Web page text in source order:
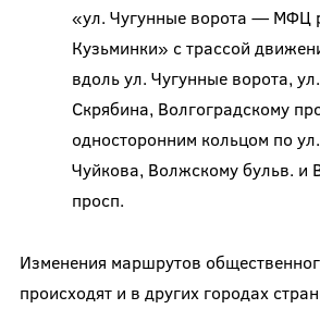
«ул. Чугунные ворота — МФЦ
Кузьминки» с трассой
вдоль ул. Чугунные ворота,
Скрябина, Волгоградскому
односторонним кольцом по
Чуйкова, Волжскому бульв. и
просп.
Изменения маршрутов
происходят и в других городах